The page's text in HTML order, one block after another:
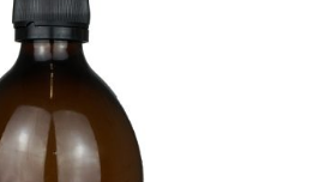
Shop
Kontakt